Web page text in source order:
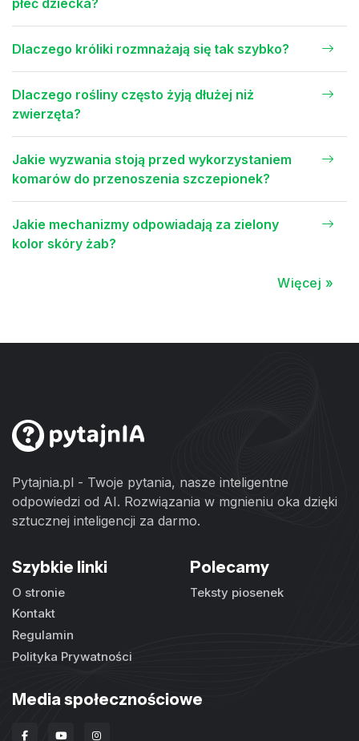
płeć dziecka?
Dlaczego króliki rozmnażają się tak szybko?
Dlaczego rośliny często żyją dłużej niż
zwierzęta?
Jakie wyzwania stoją przed wykorzystaniem
komarów do przenoszenia szczepionek?
Jakie mechanizmy odpowiadają za zielony
kolor skóry żab?
Więcej »
Pytajnia.pl - Twoje pytania, nasze inteligentne
odpowiedzi od AI. Rozwiązania w mgnieniu oka dzięki
sztucznej inteligencji za darmo.
Szybkie linki
O stronie
Kontakt
Regulamin
Polityka Prywatności
Polecamy
Teksty piosenek
Media społecznościowe